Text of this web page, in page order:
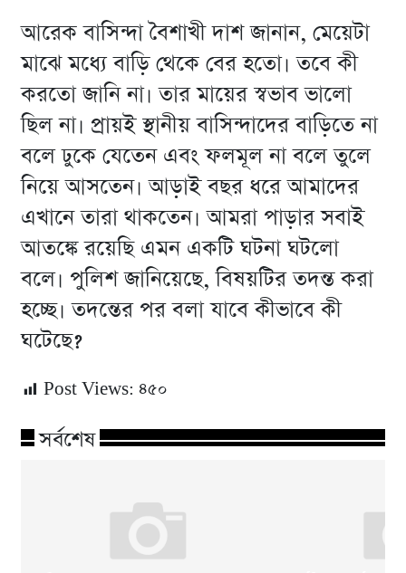
আরেক বাসিন্দা বৈশাখী দাশ জানান, মেয়েটা
মাঝে মধ্যে বাড়ি থেকে বের হতো। তবে কী
করতো জানি না। তার মায়ের স্বভাব ভালো
ছিল না। প্রায়ই স্থানীয় বাসিন্দাদের বাড়িতে না
বলে ঢুকে যেতেন এবং ফলমূল না বলে তুলে
নিয়ে আসতেন। আড়াই বছর ধরে আমাদের
এখানে তারা থাকতেন। আমরা পাড়ার সবাই
আতঙ্কে রয়েছি এমন একটি ঘটনা ঘটলো
বলে। পুলিশ জানিয়েছে, বিষয়টির তদন্ত করা
হচ্ছে। তদন্তের পর বলা যাবে কীভাবে কী
ঘটেছে?
Post Views: ৪৫০
সর্বশেষ